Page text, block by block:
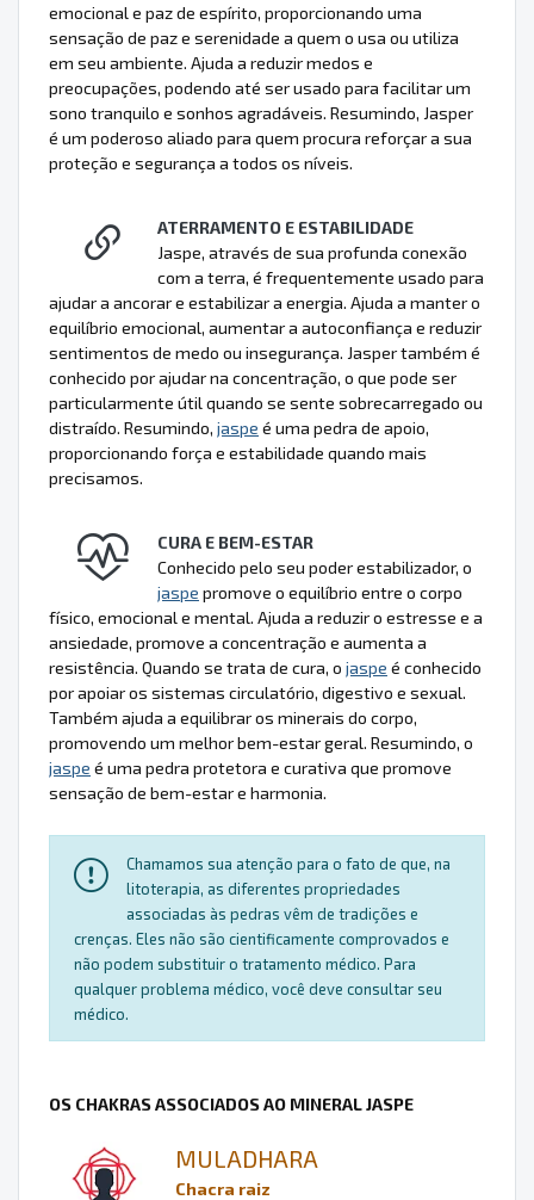
emocional e paz de espírito, proporcionando uma
sensação de paz e serenidade a quem o usa ou utiliza
em seu ambiente. Ajuda a reduzir medos e
preocupações, podendo até ser usado para facilitar um
sono tranquilo e sonhos agradáveis. Resumindo, Jasper
é um poderoso aliado para quem procura reforçar a sua
proteção e segurança a todos os níveis.
ATERRAMENTO E ESTABILIDADE
Jaspe, através de sua profunda conexão
com a terra, é frequentemente usado para
ajudar a ancorar e estabilizar a energia. Ajuda a manter o
equilíbrio emocional, aumentar a autoconfiança e reduzir
sentimentos de medo ou insegurança. Jasper também é
conhecido por ajudar na concentração, o que pode ser
particularmente útil quando se sente sobrecarregado ou
distraído. Resumindo, jaspe é uma pedra de apoio,
proporcionando força e estabilidade quando mais
precisamos.
CURA E BEM-ESTAR
Conhecido pelo seu poder estabilizador, o
jaspe promove o equilíbrio entre o corpo
físico, emocional e mental. Ajuda a reduzir o estresse e a
ansiedade, promove a concentração e aumenta a
resistência. Quando se trata de cura, o jaspe é conhecido
por apoiar os sistemas circulatório, digestivo e sexual.
Também ajuda a equilibrar os minerais do corpo,
promovendo um melhor bem-estar geral. Resumindo, o
jaspe é uma pedra protetora e curativa que promove
sensação de bem-estar e harmonia.
Chamamos sua atenção para o fato de que, na
litoterapia, as diferentes propriedades
associadas às pedras vêm de tradições e
crenças. Eles não são cientificamente comprovados e
não podem substituir o tratamento médico. Para
qualquer problema médico, você deve consultar seu
médico.
OS CHAKRAS ASSOCIADOS AO MINERAL JASPE
MULADHARA
Chacra raiz